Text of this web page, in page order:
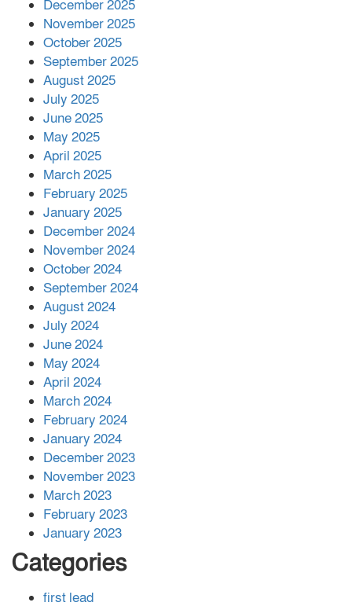
পর ফোন তারেক রহমানের,গ্যাস সঙ্কট
সহায়তা দিলেন সাচিং প্রু জেরী
December 2025
November 2025
October 2025
September 2025
August 2025
July 2025
June 2025
May 2025
April 2025
March 2025
February 2025
January 2025
December 2024
November 2024
October 2024
September 2024
August 2024
July 2024
June 2024
May 2024
April 2024
March 2024
February 2024
January 2024
December 2023
November 2023
March 2023
February 2023
January 2023
Categories
first lead